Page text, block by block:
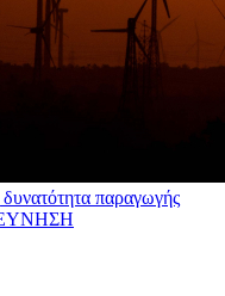
παραγωγής